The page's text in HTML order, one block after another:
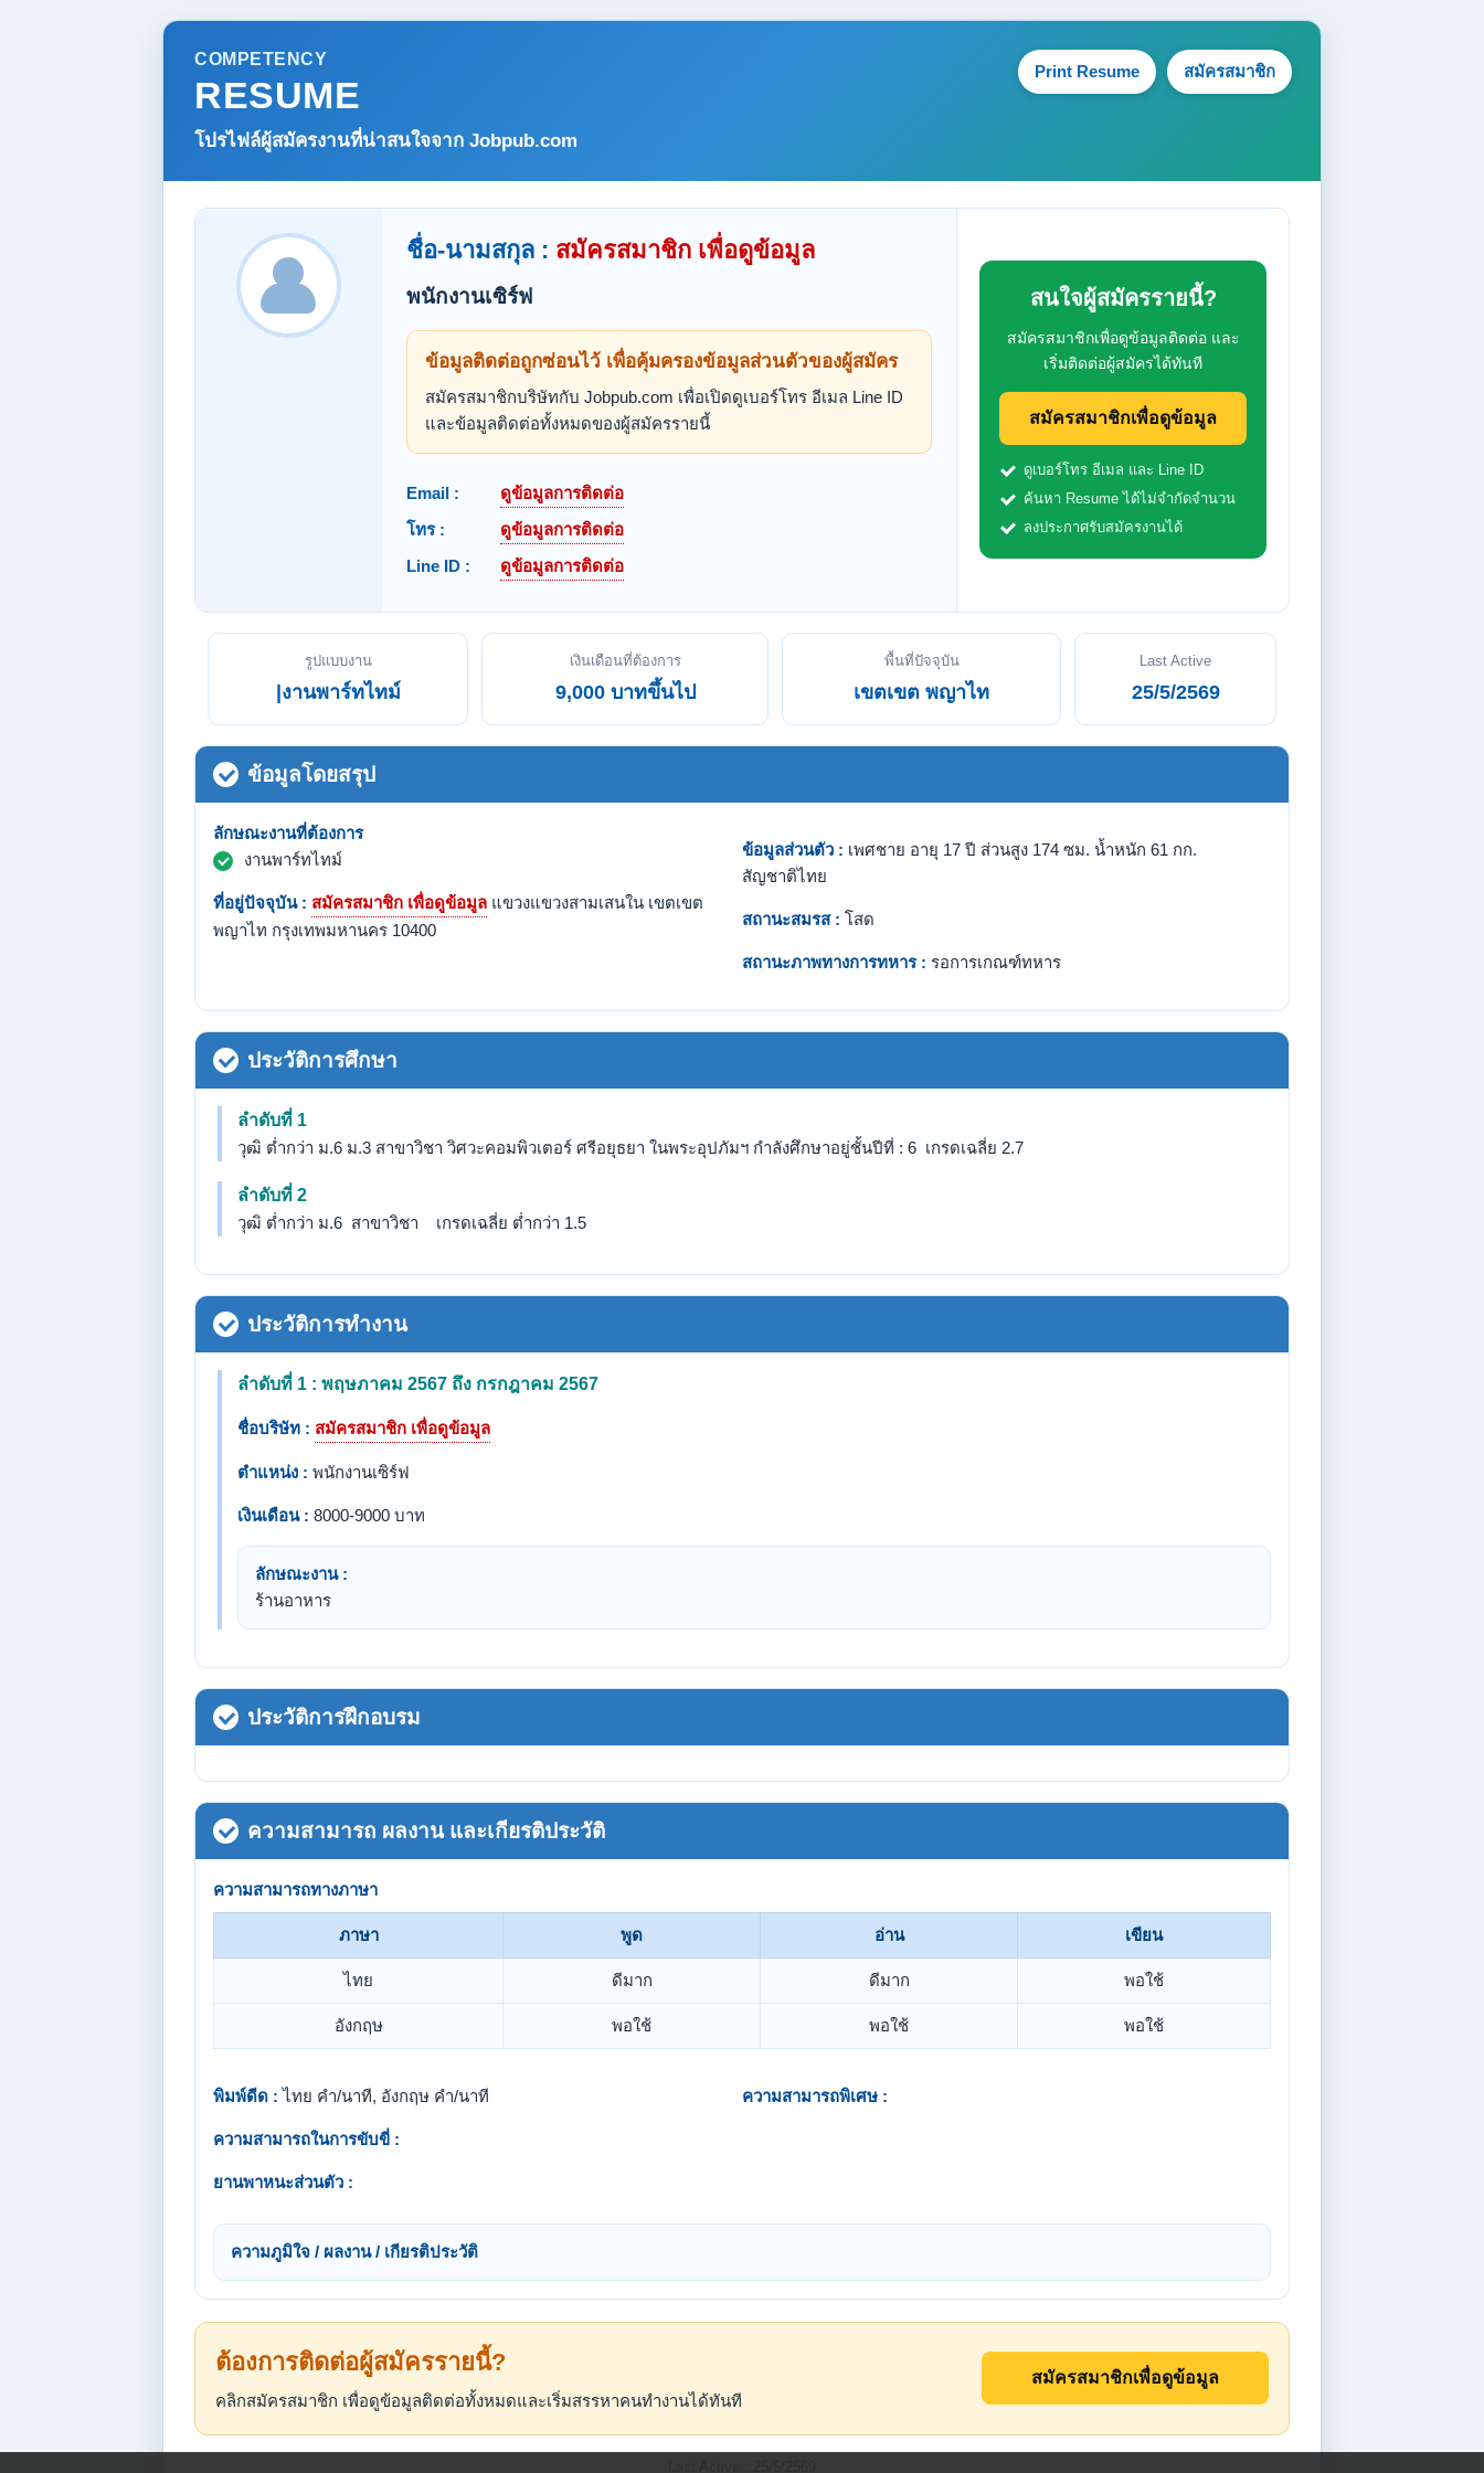
COMPETENCY
RESUME
โปรไฟล์ผู้สมัครงานที่น่าสนใจจาก Jobpub.com
Print Resume สมัครสมาชิก
ชื่อ-นามสกุล : สมัครสมาชิก เพื่อดูข้อมูล
พนักงานเซิร์ฟ
ข้อมูลติดต่อถูกซ่อนไว้ เพื่อคุ้มครองข้อมูลส่วนตัวของผู้สมัคร
สมัครสมาชิกบริษัทกับ Jobpub.com เพื่อเปิดดูเบอร์โทร อีเมล Line ID
และข้อมูลติดต่อทั้งหมดของผู้สมัครรายนี้
Email :
ดูข้อมูลการติดต่อ
โทร :
ดูข้อมูลการติดต่อ
Line ID :
ดูข้อมูลการติดต่อ
สนใจผู้สมัครรายนี้?
สมัครสมาชิกเพื่อดูข้อมูลติดต่อ และ
เริ่มติดต่อผู้สมัครได้ทันที
สมัครสมาชิกเพื่อดูข้อมูล
ดูเบอร์โทร อีเมล และ Line ID
ค้นหา Resume ได้ไม่จำกัดจำนวน
ลงประกาศรับสมัครงานได้
รูปแบบงาน
|งานพาร์ทไทม์
เงินเดือนที่ต้องการ
9,000 บาทขึ้นไป
พื้นที่ปัจจุบัน
เขตเขต พญาไท
Last Active
25/5/2569
ข้อมูลโดยสรุป
ลักษณะงานที่ต้องการ
งานพาร์ทไทม์
ที่อยู่ปัจจุบัน : สมัครสมาชิก เพื่อดูข้อมูล แขวงแขวงสามเสนใน เขตเขต
พญาไท กรุงเทพมหานคร 10400
ข้อมูลส่วนตัว : เพศชาย อายุ 17 ปี ส่วนสูง 174 ซม. น้ำหนัก 61 กก.
สัญชาติไทย
สถานะสมรส : โสด
สถานะภาพทางการทหาร : รอการเกณฑ์ทหาร
ประวัติการศึกษา
ลำดับที่ 1
วุฒิ ต่ำกว่า ม.6 ม.3 สาขาวิชา วิศวะคอมพิวเตอร์ ศรีอยุธยา ในพระอุปภัมฯ กำลังศึกษาอยู่ชั้นปีที่ : 6 เกรดเฉลี่ย 2.7
ลำดับที่ 2
วุฒิ ต่ำกว่า ม.6 สาขาวิชา เกรดเฉลี่ย ต่ำกว่า 1.5
ประวัติการทำงาน
ลำดับที่ 1 : พฤษภาคม 2567 ถึง กรกฎาคม 2567
ชื่อบริษัท : สมัครสมาชิก เพื่อดูข้อมูล
ตำแหน่ง : พนักงานเซิร์ฟ
เงินเดือน : 8000-9000 บาท
ลักษณะงาน :
ร้านอาหาร
ประวัติการฝึกอบรม
ความสามารถ ผลงาน และเกียรติประวัติ
ความสามารถทางภาษา
ภาษา พูด อ่าน เขียน
ไทย ดีมาก ดีมาก พอใช้
อังกฤษ พอใช้ พอใช้ พอใช้
พิมพ์ดีด : ไทย คำ/นาที, อังกฤษ คำ/นาที
ความสามารถในการขับขี่ :
ยานพาหนะส่วนตัว :
ความสามารถพิเศษ :
ความภูมิใจ / ผลงาน / เกียรติประวัติ
ต้องการติดต่อผู้สมัครรายนี้?
คลิกสมัครสมาชิก เพื่อดูข้อมูลติดต่อทั้งหมดและเริ่มสรรหาคนทำงานได้ทันที
สมัครสมาชิกเพื่อดูข้อมูล